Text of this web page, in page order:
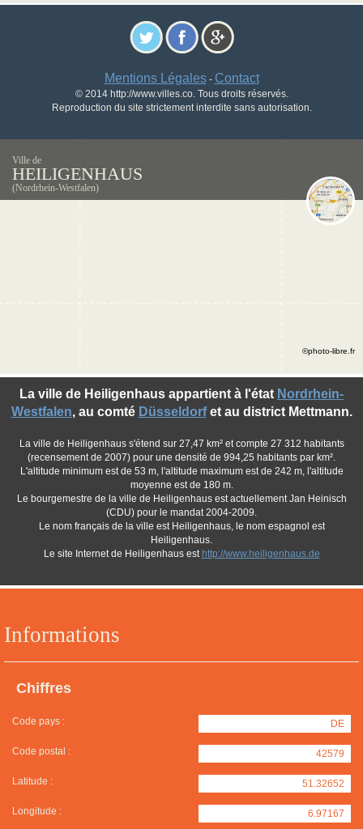
Mentions Légales- Contact
© 2014 http://www.villes.co. Tous droits réservés.
Reproduction du site strictement interdite sans autorisation.
Ville de
HEILIGENHAUS
(Nordrhein-Westfalen)
Informations
Chiffres
Code pays : DE
Code postal : 42579
Latitude : 51.32652
Longitude : 6.97167
La ville de Heiligenhaus appartient à l'état Nordrhein-
Westfalen, au comté Düsseldorfet au district Mettmann.
La ville de Heiligenhaus s'étend sur 27,47 km² et compte 27 312 habitants
(recensement de 2007) pour une densité de 994,25 habitants par km².
L'altitude minimum est de 53 m, l'altitude maximum est de 242 m, l'altitude
moyenne est de 180 m.
Le bourgemestre de la ville de Heiligenhaus est actuellement Jan Heinisch
(CDU) pour le mandat 2004-2009.
Le nom français de la ville est Heiligenhaus, le nom espagnol est
Heiligenhaus.
Le site Internet de Heiligenhaus est http://www.heiligenhaus.de
©photo-libre.fr